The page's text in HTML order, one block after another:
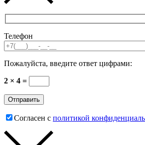
Телефон
Пожалуйста, введите ответ цифрами:
2 × 4 =
Согласен с политикой